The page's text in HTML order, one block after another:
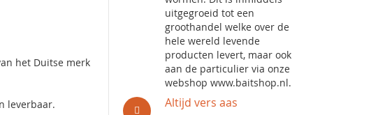
het Duitse merk
leverbaar.
uitgegroeid tot een
groothandel welke over de
hele wereld levende
producten levert, maar ook
aan de particulier via onze
webshop www.baitshop.nl.
Altijd vers aas